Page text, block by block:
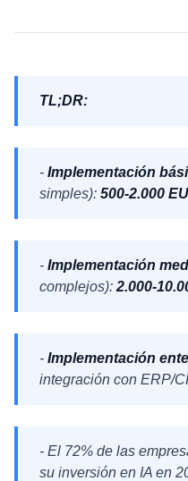
TL;DR:
- Implementación
simples): 500-2.000
- Implementación
complejos): 2.000-
- Implementación
integración con ERP/
- El 72% de las
su inversión en IA en